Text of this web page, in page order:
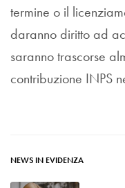
termine o il
daranno diritto ad
saranno trascorse
contribuzione INPS
NEWS IN EVIDENZA